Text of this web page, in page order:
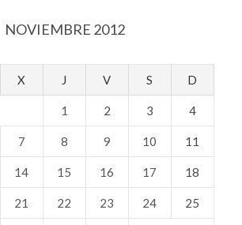
NOVIEMBRE 2012
X J V S D
1 2 3 4
7 8 9 10 11
14 15 16 17 18
21 22 23 24 25